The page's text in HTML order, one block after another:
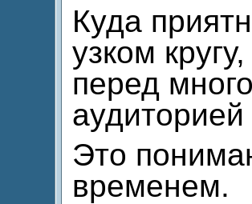
Куда
узком
перед
Это
временем.